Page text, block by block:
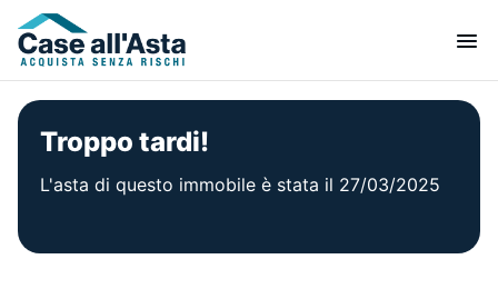
Troppo tardi!
L'asta di questo immobile è stata il 27/03/2025